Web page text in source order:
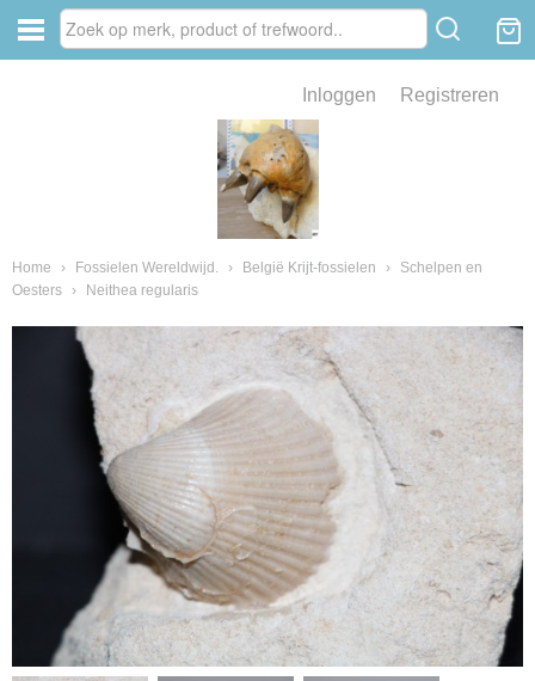
Inloggen Registreren
Home › Fossielen Wereldwijd. › België Krijt-fossielen ›
Schelpen en
Oesters
› Neithea regularis
van fossielen en mineralen